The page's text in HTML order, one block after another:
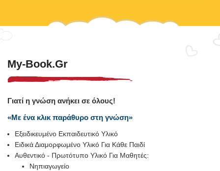
My-Book.gr
Γιατί η γνώση ανήκει σε όλους!
«Με ένα κλικ παράθυρο στη γνώση»
Εξειδικευμένο Εκπαιδευτικό Υλικό
Ειδικά Διαμορφωμένο Υλικό Για Κάθε Παιδί
Αυθεντικό - Πρωτότυπο Υλικό Για Μαθητές:
Νηπιαγωγείο